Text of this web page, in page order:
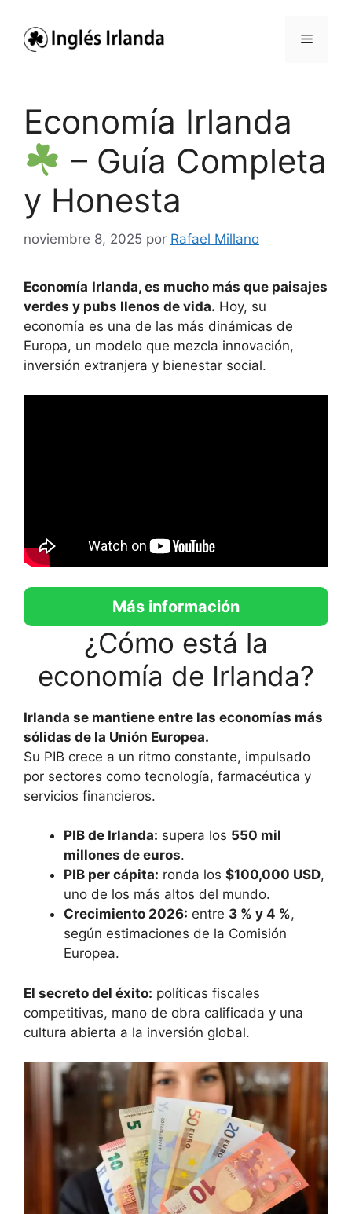
contenido
Menú
Economía Irlanda
– Guía Completa
y Honesta
noviembre 8, 2025 por Rafael Millano
Economía Irlanda, es mucho más que paisajes
verdes y pubs llenos de vida. Hoy, su
economía es una de las más dinámicas de
Europa, un modelo que mezcla innovación,
inversión extranjera y bienestar social.
Más información
¿Cómo está la
economía de Irlanda?
Irlanda se mantiene entre las economías más
sólidas de la Unión Europea.
Su PIB crece a un ritmo constante, impulsado
por sectores como tecnología, farmacéutica y
servicios financieros.
PIB de Irlanda: supera los 550 mil
millones de euros.
PIB per cápita: ronda los $100,000 USD,
uno de los más altos del mundo.
Crecimiento 2026: entre 3 % y 4 %,
según estimaciones de la Comisión
Europea.
El secreto del éxito: políticas fiscales
competitivas, mano de obra calificada y una
cultura abierta a la inversión global.